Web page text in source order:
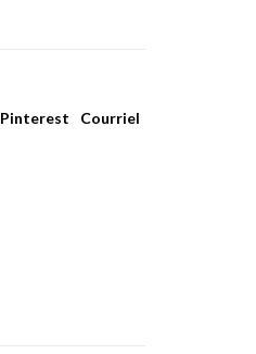
Pinterest Courriel